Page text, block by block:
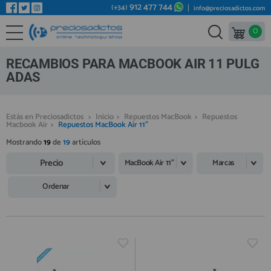
REPUESTOS MÓVILES
REPUESTOS TABLET
REPUESTOS RELOJES INTELIGENTES
REPUESTOS MACBOOK
REPUESTOS OTROS DISPOSITIVOS
REPUESTOS PORTÁTILES
HERRAMIENTAS REPARACIÓN
MÓVILES REACONDICIONADOS
Bienvenid@ otra vez
YA SOY CLIENTE
Regístrate en un momento
¿ERES NUEVO?
(+34) 912 477 744 info@preciosadictos.com
0
RECAMBIOS PARA MACBOOK AIR 11 PULG
ADAS
Estás en Preciosadictos > Inicio > Repuestos MacBook > Repuestos
Macbook Air > Repuestos MacBook Air 11"
Mostrando19de19artículos
Precio MacBook Air 11"
Marcas
Ordenar